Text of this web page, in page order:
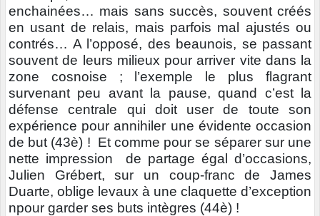
enchainées… mais sans succès, souvent créés
en usant de relais, mais parfois mal ajustés ou
contrés… A l’opposé, des beaunois, se passant
souvent de leurs milieux pour arriver vite dans la
zone cosnoise ; l’exemple le plus flagrant
survenant peu avant la pause, quand c’est la
défense centrale qui doit user de toute son
expérience pour annihiler une évidente occasion
de but (43è) ! Et comme pour se séparer sur une
nette impression de partage égal d’occasions,
Julien Grébert, sur un coup-franc de James
Duarte, oblige levaux à une claquette d’exception
npour garder ses buts intègres (44è) !